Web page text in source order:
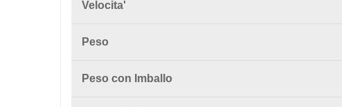
Velocita'
Peso
Peso con Imballo